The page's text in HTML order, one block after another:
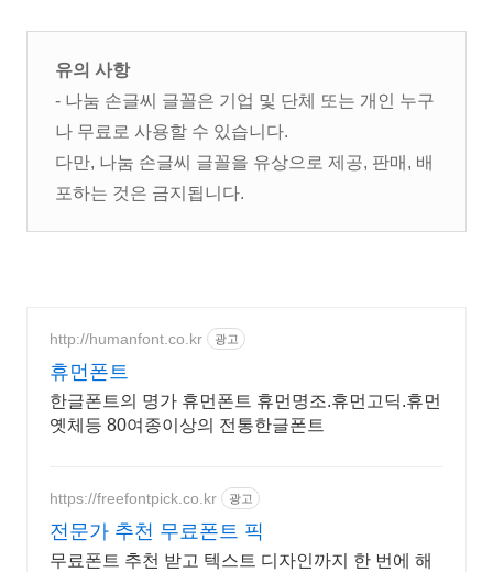
유의 사항
- 나눔 손글씨 글꼴은 기업 및 단체 또는 개인 누구
나 무료로 사용할 수 있습니다.
다만, 나눔 손글씨 글꼴을 유상으로 제공, 판매, 배
포하는 것은 금지됩니다.
http://humanfont.co.kr 광고
휴먼폰트
한글폰트의 명가 휴먼폰트 휴먼명조.휴먼고딕.휴먼
옛체등 80여종이상의 전통한글폰트
https://freefontpick.co.kr 광고
전문가 추천 무료폰트 픽
무료폰트 추천 받고 텍스트 디자인까지 한 번에 해